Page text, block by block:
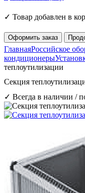
✓ Товар добавлен в
Оформить заказ
ГлавнаяРоссийское
кондиционеры
теплоутилизации
Секция
✓ Всегда в наличии /